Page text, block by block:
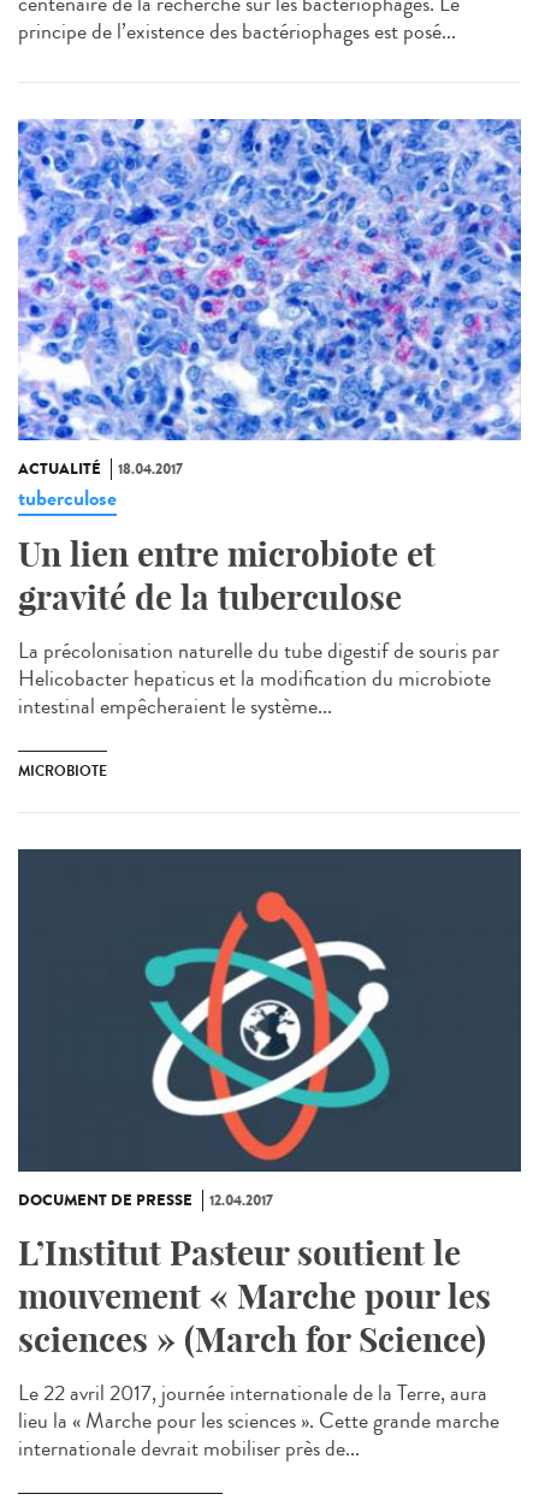
principe de l’existence des bactériophages est posé...
ACTUALITÉ 18.04.2017
tuberculose
Un lien entre microbiote et
gravité de la tuberculose
La précolonisation naturelle du tube digestif de souris par
Helicobacter hepaticus et la modification du microbiote
intestinal empêcheraient le système...
MICROBIOTE
DOCUMENT DE PRESSE 12.04.2017
L’Institut Pasteur soutient le
mouvement « Marche pour les
sciences » (March for Science)
Le 22 avril 2017, journée internationale de la Terre, aura
lieu la « Marche pour les sciences ». Cette grande marche
internationale devrait mobiliser près de...